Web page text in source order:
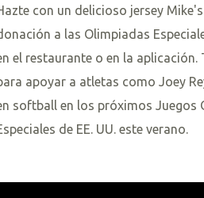
con un delicioso jersey
a las Olimpiadas
el restaurante o en la aplicación.
apoyar a atletas como Joey
softball en los próximos Juegos
de EE. UU. este verano.